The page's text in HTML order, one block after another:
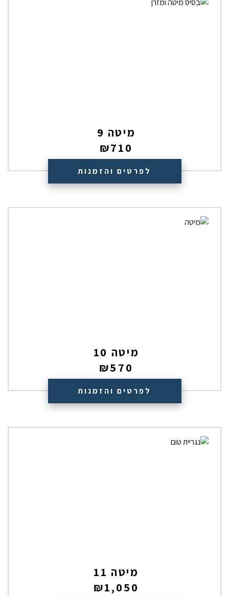
מיטה 9
₪710
לפרטים והזמנות
מיטה 10
₪570
לפרטים והזמנות
מיטה 11
₪1,050